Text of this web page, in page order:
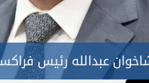
عبدالله رئیس